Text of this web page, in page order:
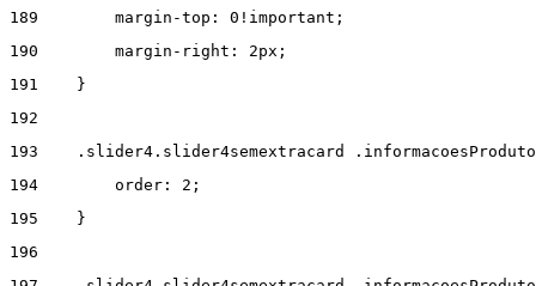
189
        margin-top: 0!important;
190
        margin-right: 2px;
191
    }
192
193
.slider4.slider4semextracard
194
        order: 2;
195
    }
196